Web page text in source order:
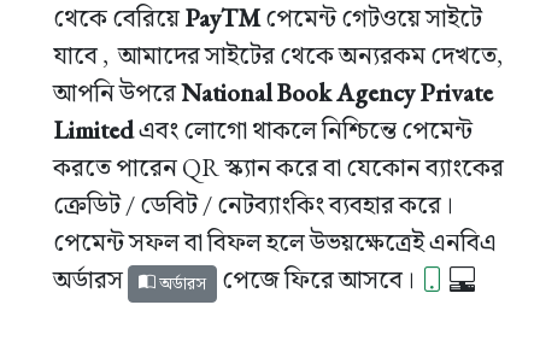
থেকে বেরিয়েPayTMপেমেন্ট গেটওয়ে সাইটে
যাবে , আমাদের সাইটের থেকে অন্যরকম দেখতে,
আপনি উপরেNational Book Agency Private
Limitedএবং লোগো থাকলে নিশ্চিন্তে পেমেন্ট
করতে পারেন QR স্ক্যান করে বা যেকোন ব্যাংকের
ক্রেডিট / ডেবিট / নেটব্যাংকিং ব্যবহার করে।
পেমেন্ট সফল বা বিফল হলে উভয়ক্ষেত্রেই এনবিএ
অর্ডারস
অর্ডারস পেজে ফিরে আসবে।